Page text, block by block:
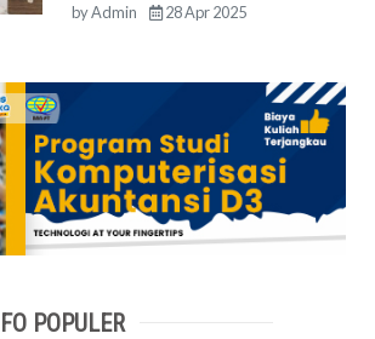
byAdmin 28 Apr 2025
POPULER